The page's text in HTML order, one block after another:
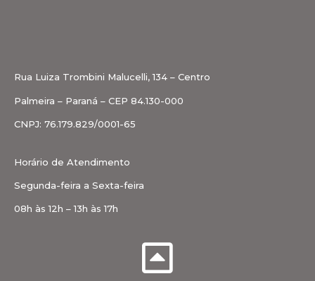
Rua Luiza Trombini Malucelli, 134 – Centro
Palmeira – Paraná – CEP 84.130-000
CNPJ: 76.179.829/0001-65
Horário de Atendimento
Segunda-feira a Sexta-feira
08h às 12h – 13h às 17h